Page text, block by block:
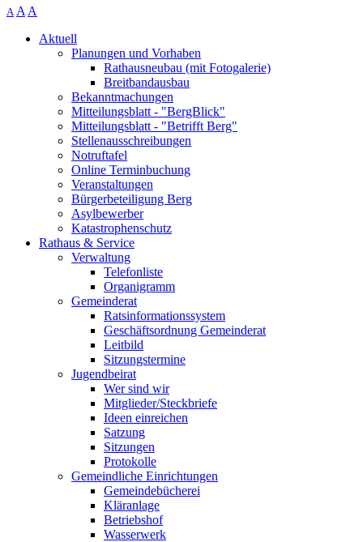
A A A
Aktuell
Planungen und Vorhaben
Rathausneubau (mit Fotogalerie)
Breitbandausbau
Bekanntmachungen
Mitteilungsblatt - "BergBlick"
Mitteilungsblatt - "Betrifft Berg"
Stellenausschreibungen
Notruftafel
Online Terminbuchung
Veranstaltungen
Bürgerbeteiligung Berg
Asylbewerber
Katastrophenschutz
Rathaus & Service
Verwaltung
Telefonliste
Organigramm
Gemeinderat
Ratsinformationssystem
Geschäftsordnung Gemeinderat
Leitbild
Sitzungstermine
Jugendbeirat
Wer sind wir
Mitglieder/Steckbriefe
Ideen einreichen
Satzung
Sitzungen
Protokolle
Gemeindliche Einrichtungen
Gemeindebücherei
Kläranlage
Betriebshof
Wasserwerk